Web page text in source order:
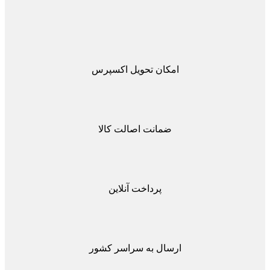
امکان تحویل اکسپرس
ضمانت اصالت کالا
پرداخت آنلاین
ارسال به سراسر کشور